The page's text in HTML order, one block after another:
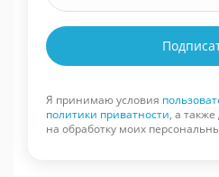
Я принимаю условия
политики приватности, а
на обработку моих